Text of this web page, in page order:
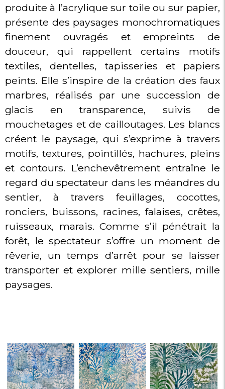
produite à l’acrylique sur toile ou sur papier,
présente des paysages monochromatiques
finement ouvragés et empreints de
douceur, qui rappellent certains motifs
textiles, dentelles, tapisseries et papiers
peints. Elle s’inspire de la création des faux
marbres, réalisés par une succession de
glacis en transparence, suivis de
mouchetages et de cailloutages. Les blancs
créent le paysage, qui s’exprime à travers
motifs, textures, pointillés, hachures, pleins
et contours. L’enchevêtrement entraîne le
regard du spectateur dans les méandres du
sentier, à travers feuillages, cocottes,
ronciers, buissons, racines, falaises, crêtes,
ruisseaux, marais. Comme s’il pénétrait la
forêt, le spectateur s’offre un moment de
rêverie, un temps d’arrêt pour se laisser
transporter et explorer mille sentiers, mille
paysages.